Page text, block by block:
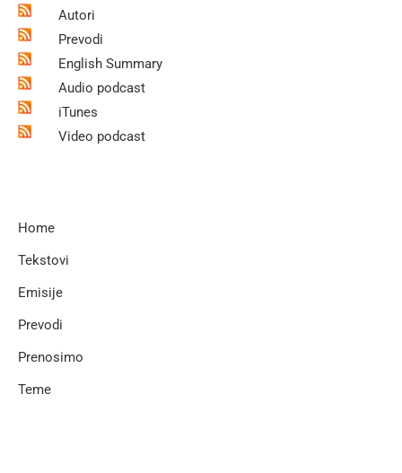
Autori
Prevodi
English Summary
Audio podcast
iTunes
Video podcast
Home
Tekstovi
Emisije
Prevodi
Prenosimo
Teme